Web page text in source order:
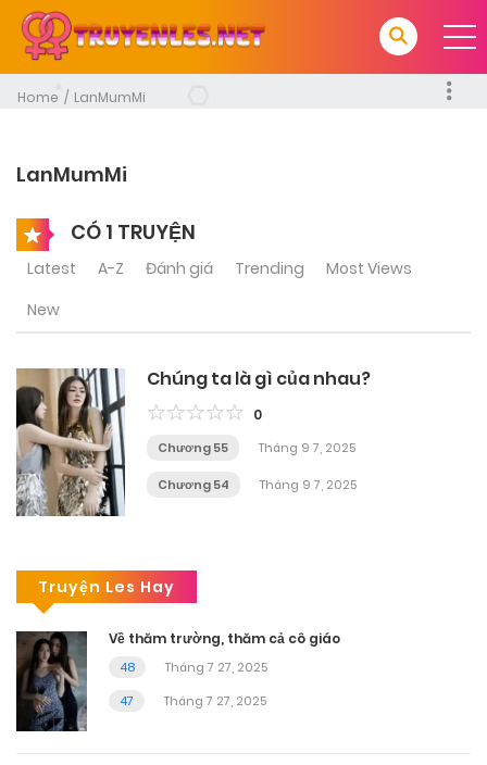
Home LanMumMi
LanMumMi
CÓ 1 TRUYỆN
Latest A-Z Đánh giá Trending
Most Views
New
Chúng ta là gì của nhau?
0
Chương 55 Tháng 9 7, 2025
Chương 54 Tháng 9 7, 2025
Truyện Les Hay
Về thăm trường, thăm cả cô giáo
48
Tháng 7 27, 2025
47
Tháng 7 27, 2025